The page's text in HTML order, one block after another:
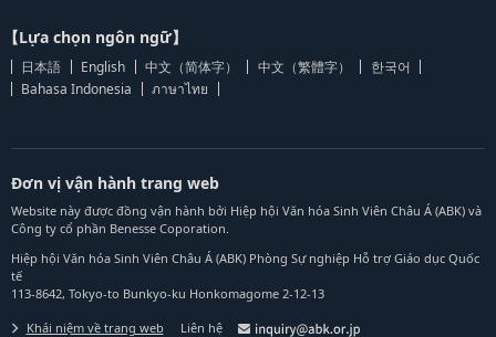
【Lựa chọn ngôn ngữ】
日本語 English 中文（简体字） 中文（繁體字）
한국어
Bahasa Indonesia
ภาษาไทย
Đơn vị vận hành trang web
Website này được đồng vận hành bởi Hiệp hội Văn hóa Sinh Viên Châu Á (ABK) và
Công ty cổ phần Benesse Coporation.
Hiệp hội Văn hóa Sinh Viên Châu Á (ABK) Phòng Sự nghiệp Hỗ trợ Giáo dục Quốc
tế
113-8642, Tokyo-to Bunkyo-ku Honkomagome 2-12-13
Khái niệm về trang web Liên hệ